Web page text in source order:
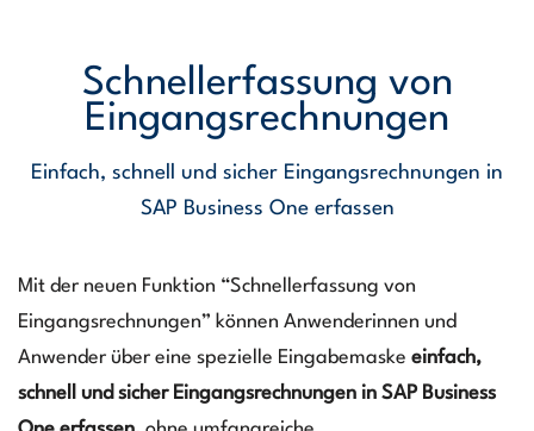
Schnellerfassung von
Eingangsrechnungen
Einfach, schnell und sicher Eingangsrechnungen in
SAP Business One erfassen
Mit der neuen Funktion “Schnellerfassung von
Eingangsrechnungen” können Anwenderinnen und
Anwender über eine spezielle Eingabemaske einfach,
schnell und sicher Eingangsrechnungen in SAP Business